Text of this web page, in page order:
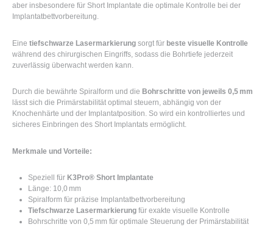
aber insbesondere für Short Implantate die optimale Kontrolle bei der
Implantatbettvorbereitung.
Eine tiefschwarze Lasermarkierung sorgt für beste visuelle Kontrolle
während des chirurgischen Eingriffs, sodass die Bohrtiefe jederzeit
zuverlässig überwacht werden kann.
Durch die bewährte Spiralform und die Bohrschritte von jeweils 0,5 mm
lässt sich die Primärstabilität optimal steuern, abhängig von der
Knochenhärte und der Implantatposition. So wird ein kontrolliertes und
sicheres Einbringen des Short Implantats ermöglicht.
Merkmale und Vorteile:
Speziell für K3Pro® Short Implantate
Länge: 10,0 mm
Spiralform für präzise Implantatbettvorbereitung
Tiefschwarze Lasermarkierungfür exakte visuelle Kontrolle
Bohrschritte von 0,5 mm für optimale Steuerung der Primärstabilität